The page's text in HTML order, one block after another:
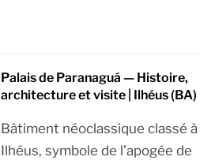
Palais de Paranaguá — Histoire,
architecture et visite | Ilhéus (BA)
Bâtiment néoclassique classé à
Ilhéus, symbole de l’apogée de